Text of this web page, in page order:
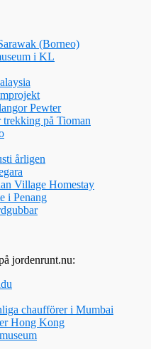
(Borneo)
i KL
Pewter
på Tioman
årligen
Village Homestay
i Penang
jordenrunt.nu:
chaufförer i Mumbai
Hong Kong